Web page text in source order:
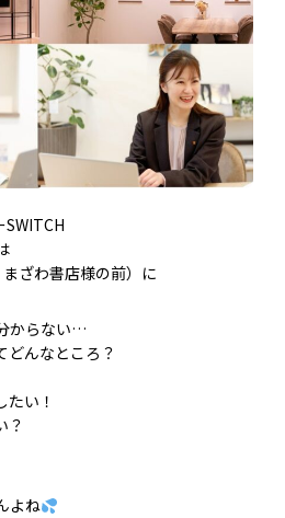
ざわ書店様の前）に
からない…
んなところ？
い！
？
よね